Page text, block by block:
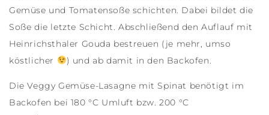
Gemüse und Tomatensoße schichten. Dabei bildet die
Soße die letzte Schicht. Abschließend den Auflauf mit
Heinrichsthaler Gouda bestreuen (je mehr, umso
köstlicher
) und ab damit in den Backofen.
Die Veggy Gemüse-Lasagne mit Spinat benötigt im
Backofen bei 180 °C Umluft bzw. 200 °C